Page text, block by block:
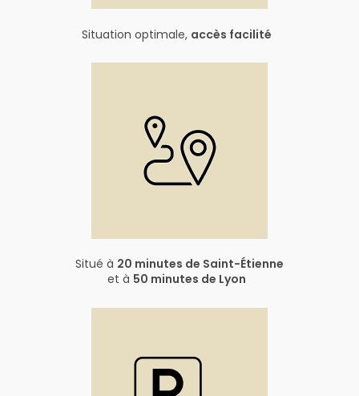
Situation optimale, accès facilité
Situé à 20 minutes de Saint-Étienne
et à 50 minutes de Lyon